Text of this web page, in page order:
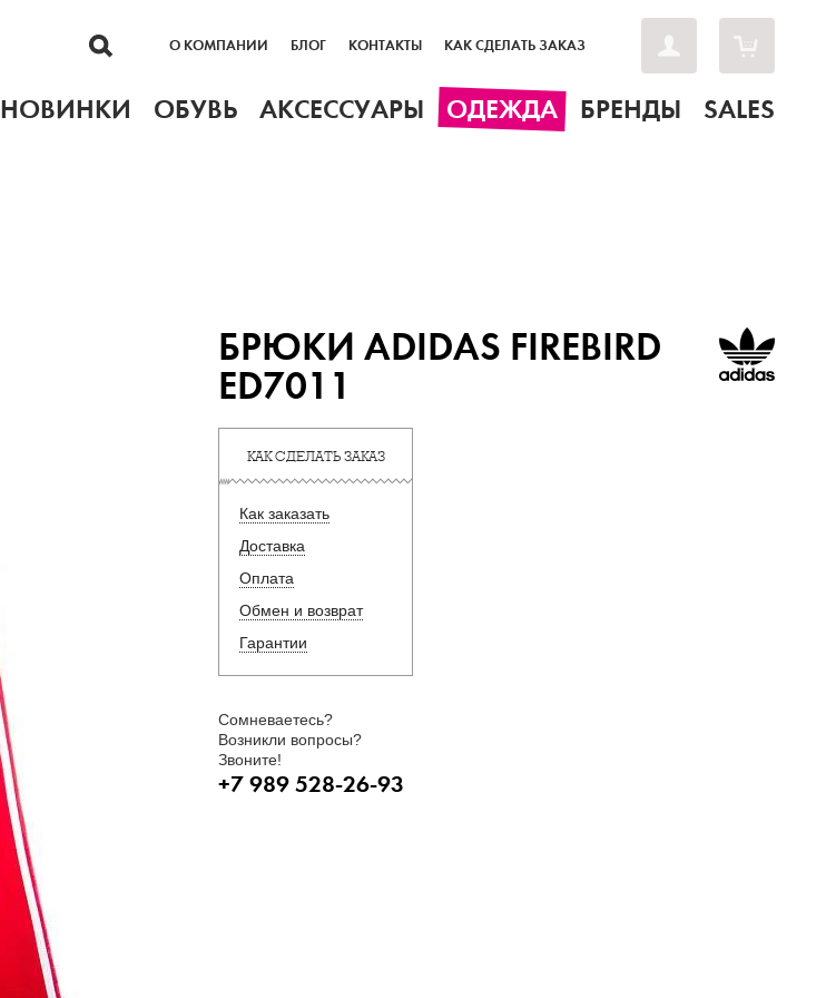
О КОМПАНИИ БЛОГ КОНТАКТЫ КАК СДЕЛАТЬ ЗАКАЗ
НОВИНКИ ОБУВЬ АКСЕССУАРЫ ОДЕЖДА БРЕНДЫ SALES
БРЮКИ ADIDAS FIREBIRD
ED7011
КАК СДЕЛАТЬ ЗАКАЗ
Как заказать
Доставка
Оплата
Обмен и возврат
Гарантии
Сомневаетесь?
Возникли вопросы?
Звоните!
+7 989 528-26-93